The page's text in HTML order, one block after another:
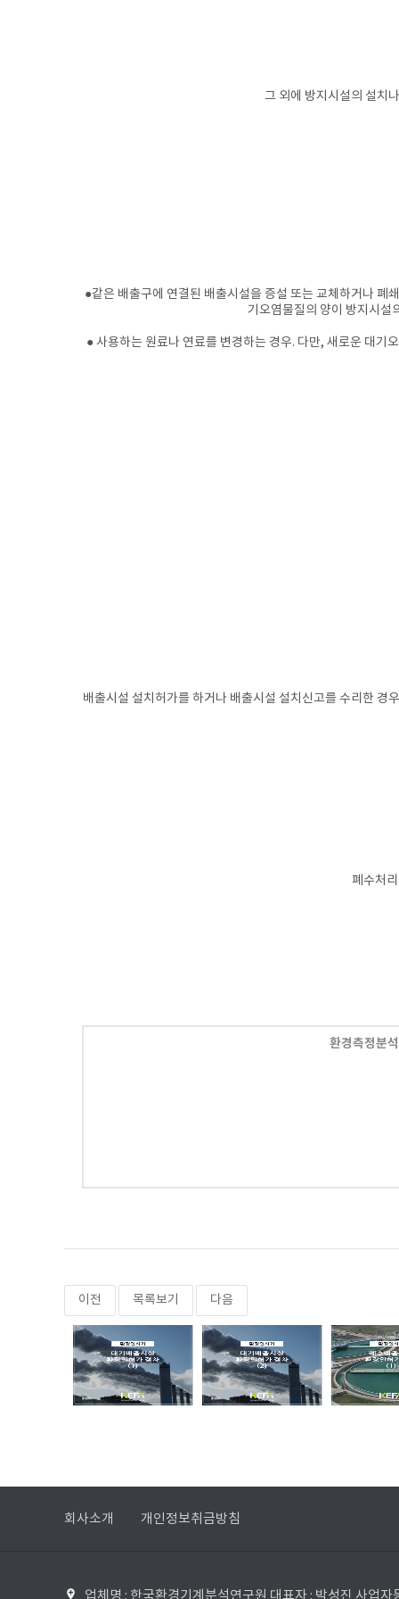
그 외에 방지시설의 설치
​●같은 배출구에 연결된 배출시설을 증설 또는 교체하거나 폐
기오염물질의 양이 방지시설
● 사용하는 원료나 연료를 변경하는 경우. 다만, 새로운 대기
배출시설 설치허가를 하거나 배출시설 설치신고를 수리한 경
폐수처
환경측정분
이전 목록보기 다음
회사소개 개인정보취금방침
업체명 : 한국환경기계분석연구원 대표자 : 박성진 사업